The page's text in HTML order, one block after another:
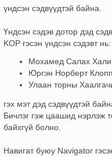
үндсэн сэдвүүдтэй байна.
Үндсэн сэдэв дотор дэд
KOP гэсэн үндсэн сэдэвт нь:
Мохамед Салах Хали
Юргэн Норберт Клопп
Улаан торны
гэх мэт дэд сэдвүүдтэй
Бичлэг гэж цаашид нэрлэж
байхгүй болно.
Навигат буюу Navigator